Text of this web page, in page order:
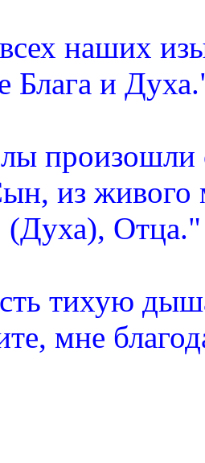
наших
Блага и
из живого
(Духа), Отца."
тихую
мне